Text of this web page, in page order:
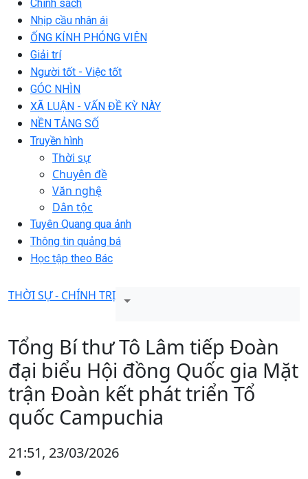
Chính sách
Nhịp cầu nhân ái
ỐNG KÍNH PHÓNG VIÊN
Giải trí
Người tốt - Việc tốt
GÓC NHÌN
XÃ LUẬN - VẤN ĐỀ KỲ NÀY
NỀN TẢNG SỐ
Truyền hình
Thời sự
Chuyên đề
Văn nghệ
Dân tộc
Tuyên Quang qua ảnh
Thông tin quảng bá
Học tập theo Bác
THỜI SỰ - CHÍNH TRỊ
Tổng Bí thư Tô Lâm tiếp Đoàn
đại biểu Hội đồng Quốc gia Mặt
trận Đoàn kết phát triển Tổ
quốc Campuchia
21:51, 23/03/2026